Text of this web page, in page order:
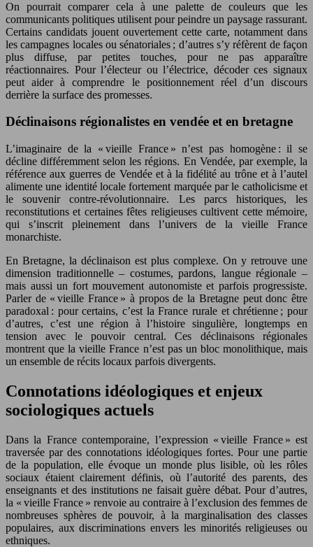
On pourrait comparer cela à une palette de couleurs que les
communicants politiques utilisent pour peindre un paysage rassurant.
Certains candidats jouent ouvertement cette carte, notamment dans
les campagnes locales ou sénatoriales ; d’autres s’y réfèrent de façon
plus diffuse, par petites touches, pour ne pas apparaître
réactionnaires. Pour l’électeur ou l’électrice, décoder ces signaux
peut aider à comprendre le positionnement réel d’un discours
derrière la surface des promesses.
Déclinaisons régionalistes en vendée et en bretagne
L’imaginaire de la « vieille France » n’est pas homogène : il se
décline différemment selon les régions. En Vendée, par exemple, la
référence aux guerres de Vendée et à la fidélité au trône et à l’autel
alimente une identité locale fortement marquée par le catholicisme et
le souvenir contre-révolutionnaire. Les parcs historiques, les
reconstitutions et certaines fêtes religieuses cultivent cette mémoire,
qui s’inscrit pleinement dans l’univers de la vieille France
monarchiste.
En Bretagne, la déclinaison est plus complexe. On y retrouve une
dimension traditionnelle – costumes, pardons, langue régionale –
mais aussi un fort mouvement autonomiste et parfois progressiste.
Parler de « vieille France » à propos de la Bretagne peut donc être
paradoxal : pour certains, c’est la France rurale et chrétienne ; pour
d’autres, c’est une région à l’histoire singulière, longtemps en
tension avec le pouvoir central. Ces déclinaisons régionales
montrent que la vieille France n’est pas un bloc monolithique, mais
un ensemble de récits locaux parfois divergents.
Connotations idéologiques et enjeux
sociologiques actuels
Dans la France contemporaine, l’expression « vieille France » est
traversée par des connotations idéologiques fortes. Pour une partie
de la population, elle évoque un monde plus lisible, où les rôles
sociaux étaient clairement définis, où l’autorité des parents, des
enseignants et des institutions ne faisait guère débat. Pour d’autres,
la « vieille France » renvoie au contraire à l’exclusion des femmes de
nombreuses sphères de pouvoir, à la marginalisation des classes
populaires, aux discriminations envers les minorités religieuses ou
ethniques.